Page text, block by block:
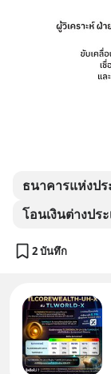
ธนาคารแห่งปร
โอนเงินต่างปร
2 บันทึก